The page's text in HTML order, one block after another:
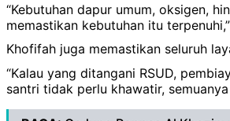
“Kebutuhan dapur umum, oksigen,
memastikan kebutuhan itu
Khofifah juga memastikan seluruh
“Kalau yang ditangani RSUD,
santri tidak perlu khawatir,